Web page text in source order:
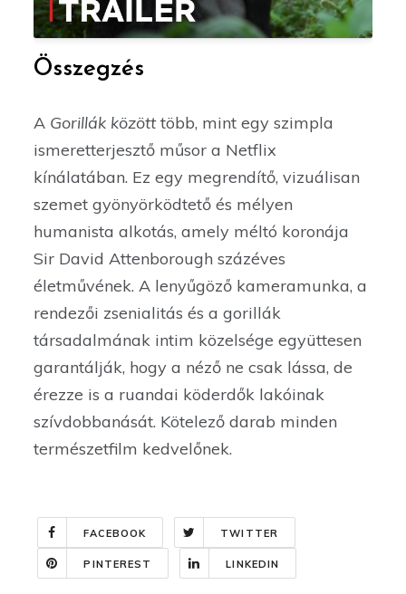
Összegzés
A Gorillák közötttöbb, mint egy szimpla
ismeretterjesztő műsor a Netflix
kínálatában. Ez egy megrendítő, vizuálisan
szemet gyönyörködtető és mélyen
humanista alkotás, amely méltó koronája
Sir David Attenborough százéves
életművének. A lenyűgöző kameramunka, a
rendezői zsenialitás és a gorillák
társadalmának intim közelsége együttesen
garantálják, hogy a néző ne csak lássa, de
érezze is a ruandai köderdők lakóinak
szívdobbanását. Kötelező darab minden
természetfilm kedvelőnek.
FACEBOOK TWITTER
PINTEREST LINKEDIN